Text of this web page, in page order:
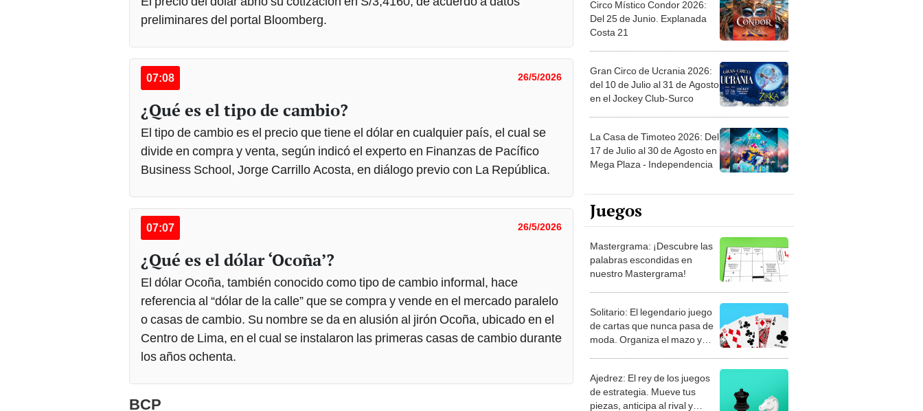
preliminares del portal Bloomberg.
07:08 26/5/2026
¿Qué es el tipo de cambio?
El tipo de cambio es el precio que tiene el dólar en cualquier país, el cual se
divide en compra y venta, según indicó el experto en Finanzas de Pacífico
Business School, Jorge Carrillo Acosta, en diálogo previo con La República.
07:07 26/5/2026
¿Qué es el dólar ‘Ocoña’?
El dólar Ocoña, también conocido como tipo de cambio informal, hace
referencia al “dólar de la calle” que se compra y vende en el mercado paralelo
o casas de cambio. Su nombre se da en alusión al jirón Ocoña, ubicado en el
Centro de Lima, en el cual se instalaron las primeras casas de cambio durante
los años ochenta.
BCP
Circo Místico Condor 2026:
Del 25 de Junio. Explanada
Costa 21
Gran Circo de Ucrania 2026:
del 10 de Julio al 31 de Agosto
en el Jockey Club-Surco
La Casa de Timoteo 2026: Del
17 de Julio al 30 de Agosto en
Mega Plaza - Independencia
Juegos
Mastergrama: ¡Descubre las
palabras escondidas en
nuestro Mastergrama!
Solitario: El legendario juego
de cartas que nunca pasa de
moda. Organiza el mazo y
Ajedrez: El rey de los juegos
de estrategia. Mueve tus
piezas, anticipa al rival y